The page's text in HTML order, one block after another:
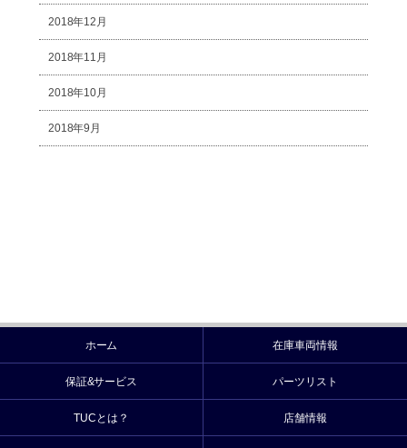
2018年12月
2018年11月
2018年10月
2018年9月
ホーム 在庫車両情報
保証&サービス パーツリスト
TUCとは？ 店舗情報